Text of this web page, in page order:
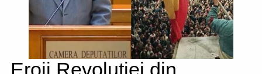
Eroii Revoluției din